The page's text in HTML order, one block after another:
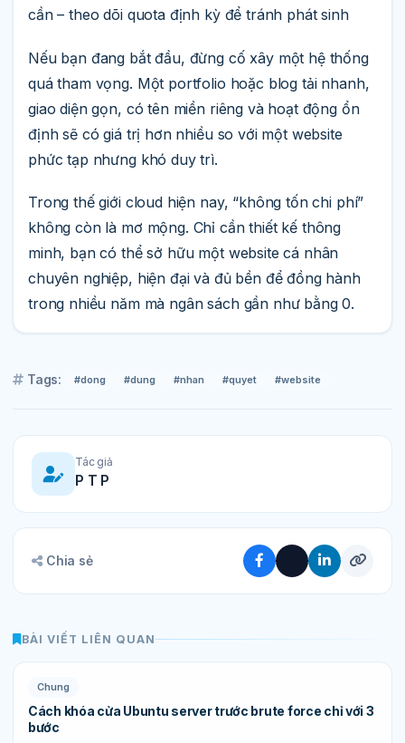
cần – theo dõi quota định kỳ để tránh phát sinh
Nếu bạn đang bắt đầu, đừng cố xây một hệ thống
quá tham vọng. Một portfolio hoặc blog tải nhanh,
giao diện gọn, có tên miền riêng và hoạt động ổn
định sẽ có giá trị hơn nhiều so với một website
phức tạp nhưng khó duy trì.
Trong thế giới cloud hiện nay, “không tốn chi phí”
không còn là mơ mộng. Chỉ cần thiết kế thông
minh, bạn có thể sở hữu một website cá nhân
chuyên nghiệp, hiện đại và đủ bền để đồng hành
trong nhiều năm mà ngân sách gần như bằng 0.
Tags: #dong #dung #nhan #quyet #website
Tác giả
P T P
Chia sẻ
BÀI VIẾT LIÊN QUAN
Chung
Cách khóa cửa Ubuntu server trước brute force chỉ với 3
bước